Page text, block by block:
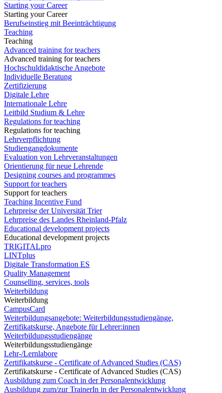
Starting your Career
Starting your Career
Berufseinstieg mit Beeinträchtigung
Teaching
Teaching
Advanced training for teachers
Advanced training for teachers
Hochschuldidaktische Angebote
Individuelle Beratung
Zertifizierung
Digitale Lehre
Internationale Lehre
Leitbild Studium & Lehre
Regulations for teaching
Regulations for teaching
Lehrverpflichtung
Studiengangdokumente
Evaluation von Lehrveranstaltungen
Orientierung für neue Lehrende
Designing courses and programmes
Support for teachers
Support for teachers
Teaching Incentive Fund
Lehrpreise der Universität Trier
Lehrpreise des Landes Rheinland-Pfalz
Educational development projects
Educational development projects
TRIGITALpro
LINTplus
Digitale Transformation ES
Quality Management
Counselling, services, tools
Weiterbildung
Weiterbildung
CampusCard
Weiterbildungsangebote: Weiterbildungsstudiengänge,
Zertifikatskurse, Angebote für Lehrer:innen
Weiterbildungsstudiengänge
Weiterbildungsstudiengänge
Lehr-/Lernlabore
Zertifikatskurse - Certificate of Advanced Studies (CAS)
Zertifikatskurse - Certificate of Advanced Studies (CAS)
Ausbildung zum Coach in der Personalentwicklung
Ausbildung zum/zur TrainerIn in der Personalentwicklung